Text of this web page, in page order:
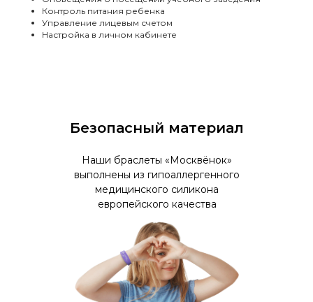
Контроль питания ребенка
Управление лицевым счетом
Настройка в личном кабинете
Наши браслеты «Москвёнок»
выполнены из гипоаллергенного
медицинского силикона
европейского качества
Безопасный материал